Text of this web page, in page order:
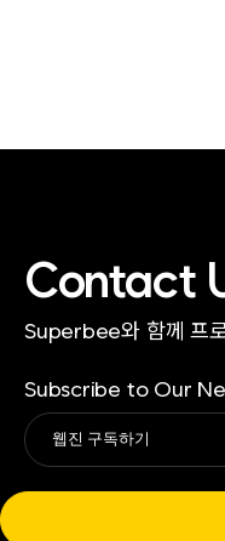
Contact
Superbee와 함께 프
Subscribe to Our
Alternative: